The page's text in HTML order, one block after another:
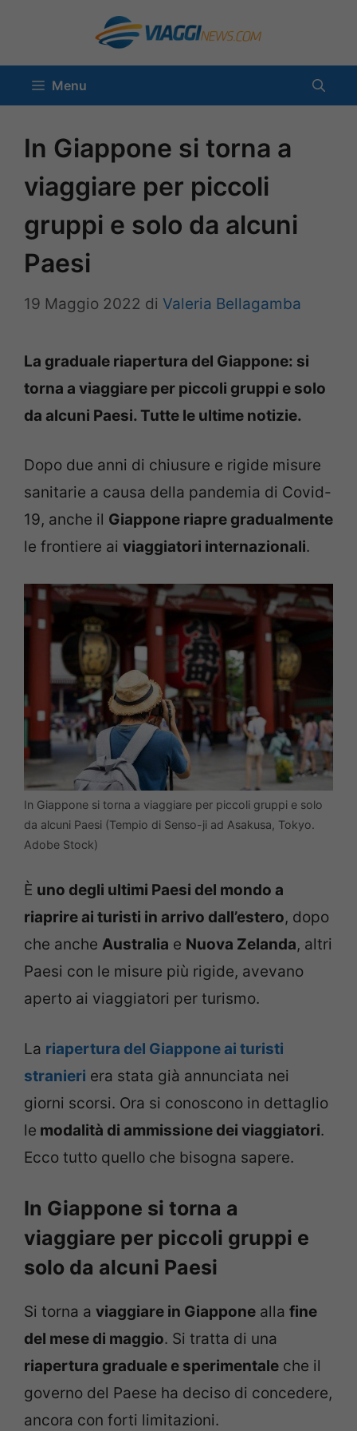
contenuto
Menu
In Giappone si torna a
viaggiare per piccoli
gruppi e solo da alcuni
Paesi
19 Maggio 2022 di Valeria Bellagamba
La graduale riapertura del Giappone: si
torna a viaggiare per piccoli gruppi e solo
da alcuni Paesi. Tutte le ultime notizie.
Dopo due anni di chiusure e rigide misure
sanitarie a causa della pandemia di Covid-
19, anche il Giappone riapre gradualmente
le frontiere ai viaggiatori internazionali.
In Giappone si torna a viaggiare per piccoli gruppi e solo
da alcuni Paesi (Tempio di Senso-ji ad Asakusa, Tokyo.
Adobe Stock)
È uno degli ultimi Paesi del mondo a
riaprire ai turisti in arrivo dall’estero, dopo
che anche Australia e Nuova Zelanda, altri
Paesi con le misure più rigide, avevano
aperto ai viaggiatori per turismo.
La riapertura del Giappone ai turisti
stranieri era stata già annunciata nei
giorni scorsi. Ora si conoscono in dettaglio
le modalità di ammissione dei viaggiatori.
Ecco tutto quello che bisogna sapere.
In Giappone si torna a
viaggiare per piccoli gruppi e
solo da alcuni Paesi
Si torna a viaggiare in Giappone alla fine
del mese di maggio. Si tratta di una
riapertura graduale e sperimentale che il
governo del Paese ha deciso di concedere,
ancora con forti limitazioni.